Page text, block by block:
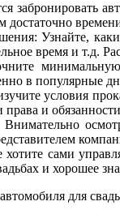
забронировать
достаточно
Узнайте,
время и т.д.
в популярные
условия
и
Внимательно
сами
и хорошее
для